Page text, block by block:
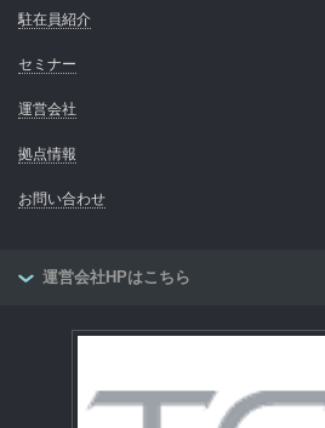
駐在員紹介
セミナー
運営会社
拠点情報
お問い合わせ
運営会社HPはこちら